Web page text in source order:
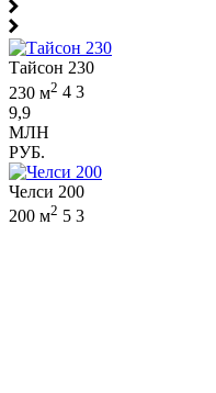
Тайсон 230
230 м2 4 3
9,9
МЛН
РУБ.
Челси 200
200 м2 5 3